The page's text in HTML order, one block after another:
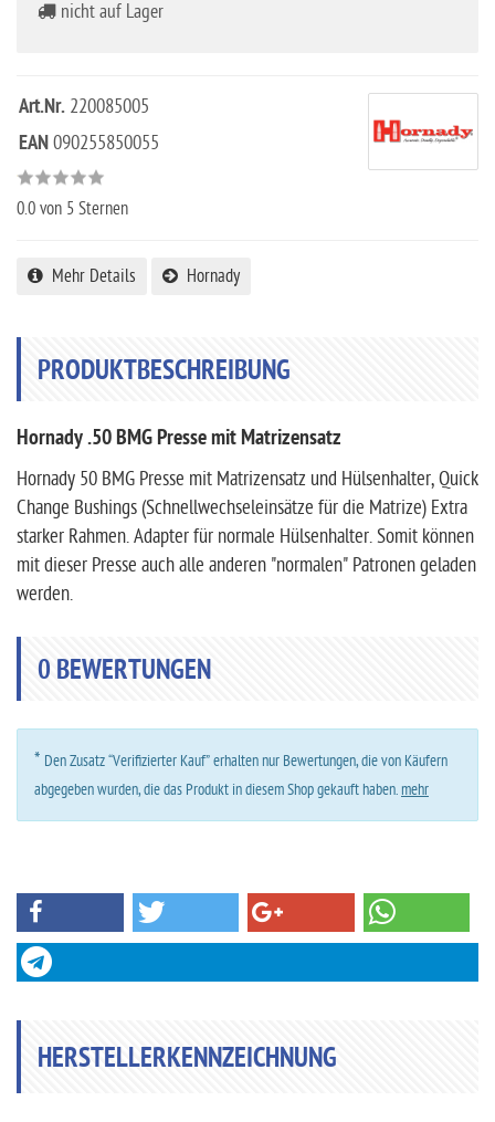
nicht auf Lager
Art.Nr. 220085005
EAN090255850055
0.0 von 5 Sternen
Mehr Details Hornady
PRODUKTBESCHREIBUNG
Hornady .50 BMG Presse mit Matrizensatz
Hornady 50 BMG Presse mit Matrizensatz und Hülsenhalter, Quick
Change Bushings (Schnellwechseleinsätze für die Matrize) Extra
starker Rahmen. Adapter für normale Hülsenhalter. Somit können
mit dieser Presse auch alle anderen "normalen" Patronen geladen
werden.
0 BEWERTUNGEN
* Den Zusatz “Verifizierter Kauf” erhalten nur Bewertungen, die von Käufern
abgegeben wurden, die das Produkt in diesem Shop gekauft haben.mehr
HERSTELLERKENNZEICHNUNG